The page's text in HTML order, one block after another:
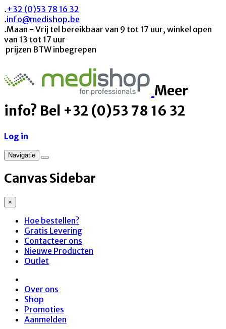
.+32 (0)53 78 16 32
.info@medishop.be
.Maan - Vrij tel bereikbaar van 9 tot 17 uur, winkel open
van 13 tot 17 uur
prijzen BTW inbegrepen
Meer
info? Bel +32 (0)53 78 16 32
Log in
Navigatie
Canvas Sidebar
×
Hoe bestellen?
Gratis Levering
Contacteer ons
Nieuwe Producten
Outlet
Over ons
Shop
Promoties
Aanmelden